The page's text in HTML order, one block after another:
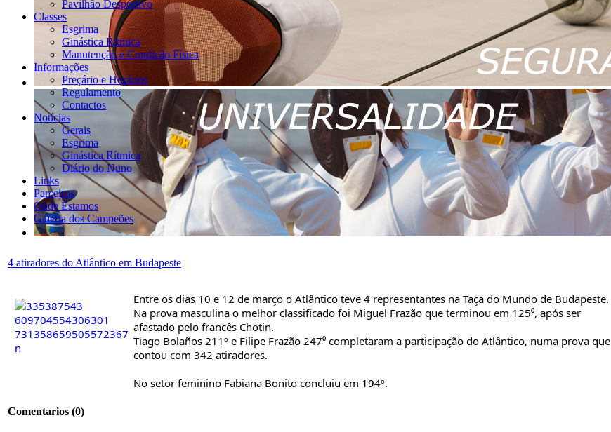
Pavilhão Desportivo
Classes
Esgrima
Ginástica Rítmica
Manutenção e Condição Física
Informações
Preçário e Horários
Regulamento
Contactos
Notícias
Gerais
Esgrima
Ginástica Rítmica
Diário do Nuno
Links
Parceiros
Onde Estamos
Galeria dos Campeões
4 atiradores do Atlântico em Budapeste
Entre os dias 10 e 12 de março o Atlântico teve 4 representantes na Taça do Mundo de Budapeste.
Na prova masculina o melhor classificado foi Miguel Frazão que terminou em 125⁰, após ser
afastado pelo francês Chotin.
Tiago Bolaños 211º e Filipe Frazão 247⁰ completaram a participação do Atlântico, numa prova que
contou com 342 atiradores.
No setor feminino Fabiana Bonito concluiu em 194º.
Comentarios (0)